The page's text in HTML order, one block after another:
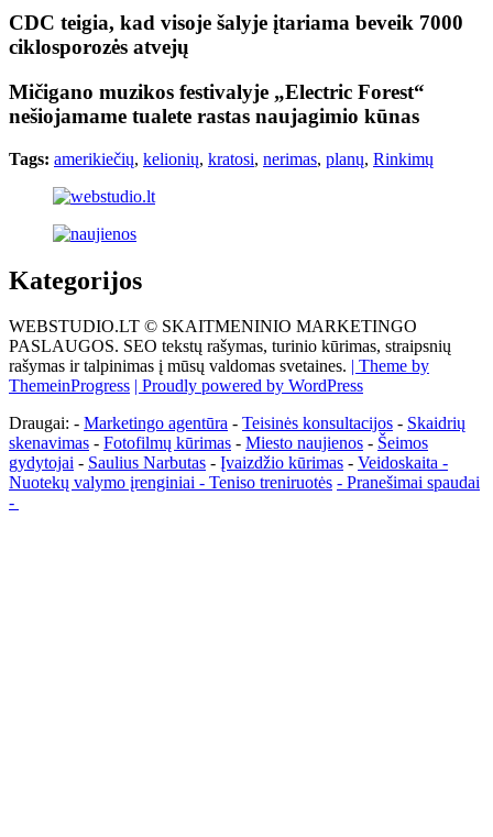
CDC teigia, kad visoje šalyje įtariama beveik 7000
ciklosporozės atvejų
Mičigano muzikos festivalyje „Electric Forest“
nešiojamame tualete rastas naujagimio kūnas
Tags: amerikiečių, kelionių, kratosi, nerimas, planų, Rinkimų
Kategorijos
WEBSTUDIO.LT © SKAITMENINIO MARKETINGO
PASLAUGOS. SEO tekstų rašymas, turinio kūrimas, straipsnių
rašymas ir talpinimas į mūsų valdomas svetaines. | Theme by
ThemeinProgress | Proudly powered by WordPress
Draugai: - Marketingo agentūra - Teisinės konsultacijos - Skaidrių
skenavimas - Fotofilmų kūrimas - Miesto naujienos - Šeimos
gydytojai - Saulius Narbutas - Įvaizdžio kūrimas - Veidoskaita -
Nuotekų valymo įrenginiai - Teniso treniruotės - Pranešimai spaudai
-